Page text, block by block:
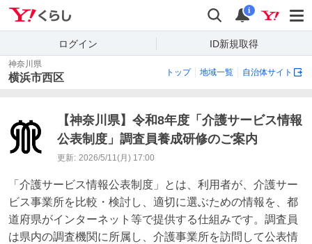
検索 通知
i
ログイン ID新規取得
神奈川県
横浜市西区 トップ 地域一覧 自治体サイト
【神奈川県】令和8年度「介護サービス情報
公表制度」調査員養成研修のご案内
更新: 2026/5/11(月) 17:00
「介護サービス情報公表制度」とは、利用者が、介護サー
ビス事業所を比較・検討し、適切に選ぶための情報を、都
道府県がインターネット等で提供する仕組みです。調査員
は県内の調査機関に所属し、介護事業所を訪問して公表情